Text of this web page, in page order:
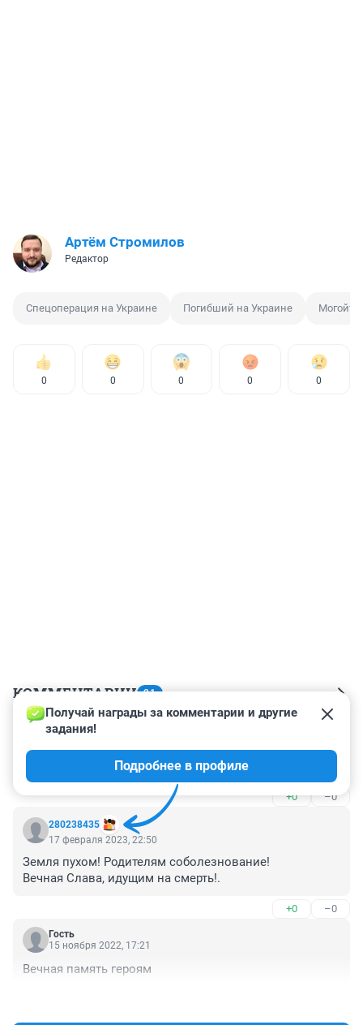
Артём Стромилов
Редактор
Спецоперация на Украине Погибший на Украине
0 0 0 0 0
КОММЕНТАРИИ 21
Гость
Пропаганда большой двигатель
+0 –0
280238435
Получай награды за комментарии и другие
задания!
Подробнее в профиле
17 февраля 2023, 22:50
Земля пухом! Родителям соболезнование!
Вечная Слава, идущим на смерть!.
+0 –0
Гость
15 ноября 2022, 17:21
Вечная память героям